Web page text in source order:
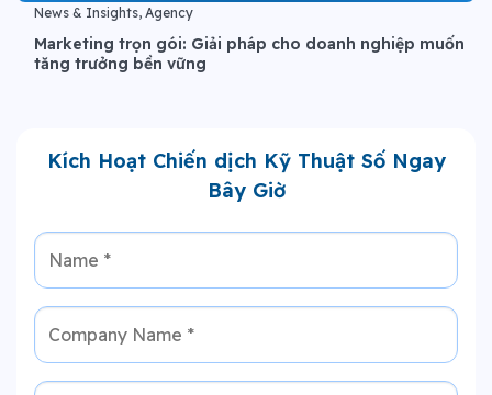
News & Insights, Agency
Marketing trọn gói: Giải pháp cho doanh nghiệp muốn
tăng trưởng bền vững
Kích Hoạt Chiến dịch Kỹ Thuật Số Ngay
Bây Giờ